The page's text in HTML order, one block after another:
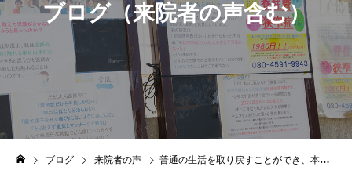
ブログ（来院者の声含む）
ブログ 来院者の声 普通の生活を取り戻すことができ、本当に感謝しています。（変形性膝関節症）